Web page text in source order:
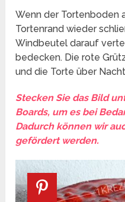
Wenn der Tortenboden
Tortenrand wieder
Windbeutel darauf
bedecken. Die rote
und die Torte über
Stecken Sie das Bild
Boards, um es bei
Dadurch können wir
gefördert werden.